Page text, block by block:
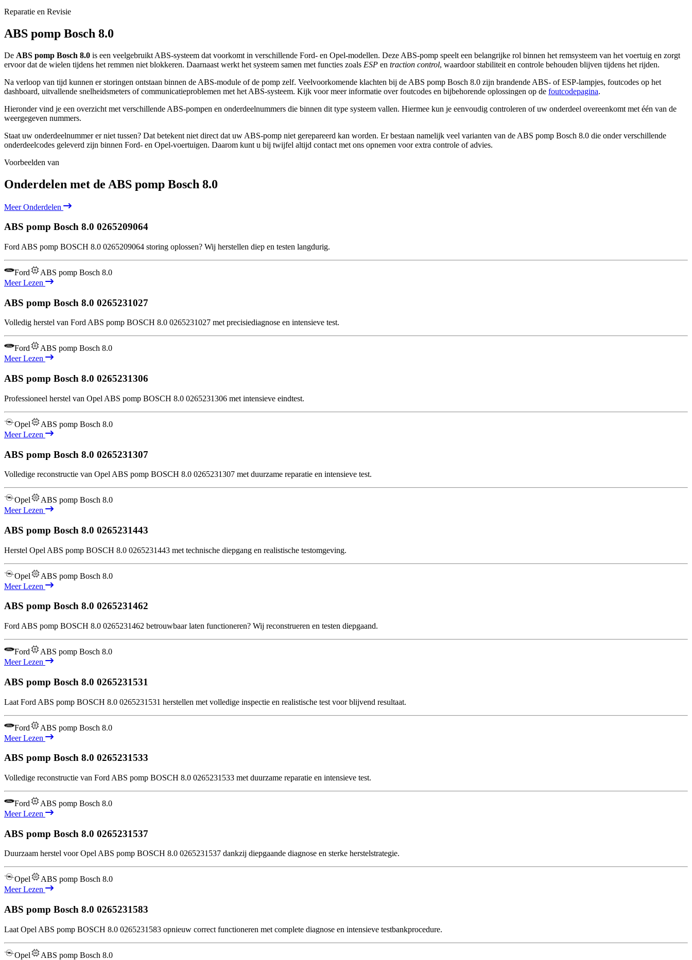
Reparatie en Revisie
ABS pomp Bosch 8.0
De ABS pomp Bosch 8.0 is een veelgebruikt ABS-systeem dat voorkomt in verschillende Ford- en Opel-modellen. Deze ABS-pomp speelt een belangrijke rol binnen het remsysteem van het voertuig en zorgt
ervoor dat de wielen tijdens het remmen niet blokkeren. Daarnaast werkt het systeem samen met functies zoals ESP en traction control, waardoor stabiliteit en controle behouden blijven tijdens het rijden.
Na verloop van tijd kunnen er storingen ontstaan binnen de ABS-module of de pomp zelf. Veelvoorkomende klachten bij de ABS pomp Bosch 8.0 zijn brandende ABS- of ESP-lampjes, foutcodes op het
dashboard, uitvallende snelheidsmeters of communicatieproblemen met het ABS-systeem. Kijk voor meer informatie over foutcodes en bijbehorende oplossingen op de foutcodepagina.
Hieronder vind je een overzicht met verschillende ABS-pompen en onderdeelnummers die binnen dit type systeem vallen. Hiermee kun je eenvoudig controleren of uw onderdeel overeenkomt met één van de
weergegeven nummers.
Staat uw onderdeelnummer er niet tussen? Dat betekent niet direct dat uw ABS-pomp niet gerepareerd kan worden. Er bestaan namelijk veel varianten van de ABS pomp Bosch 8.0 die onder verschillende
onderdeelcodes geleverd zijn binnen Ford- en Opel-voertuigen. Daarom kunt u bij twijfel altijd contact met ons opnemen voor extra controle of advies.
Voorbeelden van
Onderdelen met de ABS pomp Bosch 8.0
Meer Onderdelen
ABS pomp Bosch 8.0 0265209064
Ford ABS pomp BOSCH 8.0 0265209064 storing oplossen? Wij herstellen diep en testen langdurig.
Ford
ABS pomp Bosch 8.0
Meer Lezen
ABS pomp Bosch 8.0 0265231027
Volledig herstel van Ford ABS pomp BOSCH 8.0 0265231027 met precisiediagnose en intensieve test.
Ford
ABS pomp Bosch 8.0
Meer Lezen
ABS pomp Bosch 8.0 0265231306
Professioneel herstel van Opel ABS pomp BOSCH 8.0 0265231306 met intensieve eindtest.
Opel
ABS pomp Bosch 8.0
Meer Lezen
ABS pomp Bosch 8.0 0265231307
Volledige reconstructie van Opel ABS pomp BOSCH 8.0 0265231307 met duurzame reparatie en intensieve test.
Opel
ABS pomp Bosch 8.0
Meer Lezen
ABS pomp Bosch 8.0 0265231443
Herstel Opel ABS pomp BOSCH 8.0 0265231443 met technische diepgang en realistische testomgeving.
Opel
ABS pomp Bosch 8.0
Meer Lezen
ABS pomp Bosch 8.0 0265231462
Ford ABS pomp BOSCH 8.0 0265231462 betrouwbaar laten functioneren? Wij reconstrueren en testen diepgaand.
Ford
ABS pomp Bosch 8.0
Meer Lezen
ABS pomp Bosch 8.0 0265231531
Laat Ford ABS pomp BOSCH 8.0 0265231531 herstellen met volledige inspectie en realistische test voor blijvend resultaat.
Ford
ABS pomp Bosch 8.0
Meer Lezen
ABS pomp Bosch 8.0 0265231533
Volledige reconstructie van Ford ABS pomp BOSCH 8.0 0265231533 met duurzame reparatie en intensieve test.
Ford
ABS pomp Bosch 8.0
Meer Lezen
ABS pomp Bosch 8.0 0265231537
Duurzaam herstel voor Opel ABS pomp BOSCH 8.0 0265231537 dankzij diepgaande diagnose en sterke herstelstrategie.
Opel
ABS pomp Bosch 8.0
Meer Lezen
ABS pomp Bosch 8.0 0265231583
Laat Opel ABS pomp BOSCH 8.0 0265231583 opnieuw correct functioneren met complete diagnose en intensieve testbankprocedure.
Opel
ABS pomp Bosch 8.0